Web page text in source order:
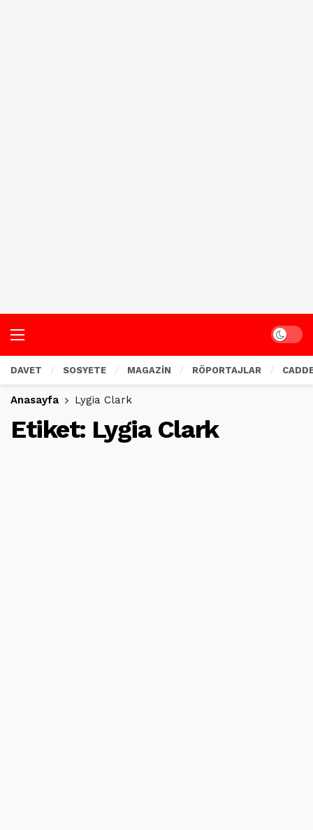
Dark
DAVET SOSYETE MAGAZİN RÖPORTAJLAR
Anasayfa Lygia Clark
Etiket: Lygia Clark